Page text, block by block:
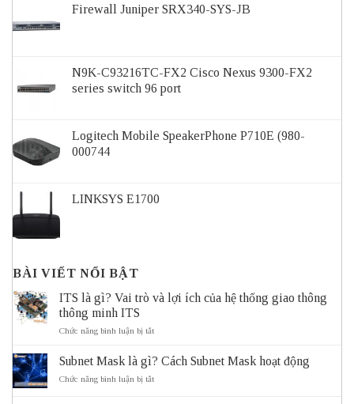
Firewall Juniper SRX340-SYS-JB
N9K-C93216TC-FX2 Cisco Nexus 9300-FX2
series switch 96 port
Logitech Mobile SpeakerPhone P710E (980-
000744
LINKSYS E1700
BÀI VIẾT NỔI BẬT
ITS là gì? Vai trò và lợi ích của hệ thống giao thông
thông minh ITS
Chức năng bình luận bị tắtở
gì?
Vai
Subnet Mask là gì? Cách Subnet Mask hoạt động
Chức năng bình luận bị tắtở